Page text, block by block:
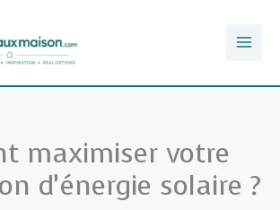
maximiser votre
d’énergie solaire ?